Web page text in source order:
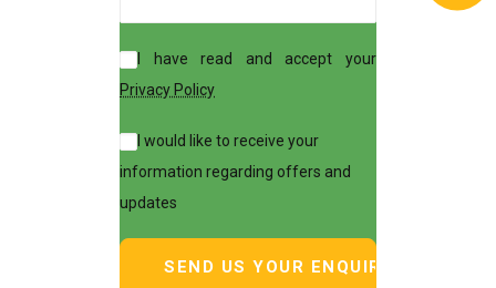
I have read and accept your
Privacy Policy
I would like to receive your
information regarding offers and
updates